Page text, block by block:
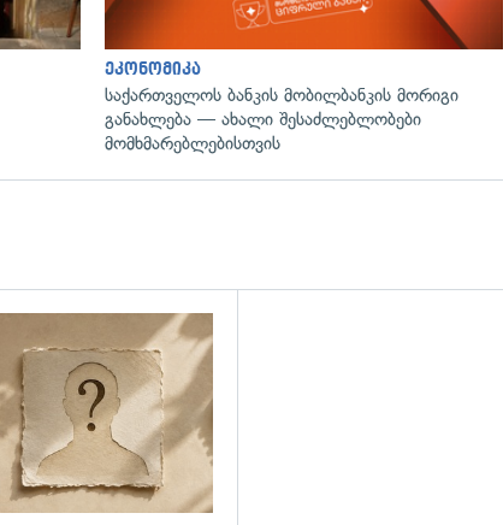
ეკონომიკა
საქართველოს ბანკის მობილბანკის მორიგი
განახლება — ახალი შესაძლებლობები
მომხმარებლებისთვის